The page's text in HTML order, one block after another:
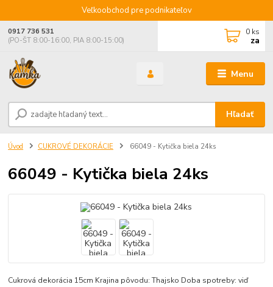
Veľkoobchod pre podnikateľov
Menu
Hľadať
0917 736 531
(PO-ŠT 8:00-16:00, PIA 8:00-15:00)
0 ks
za
Úvod CUKROVÉ DEKORÁCIE 66049 - Kytička biela 24ks
66049 - Kytička biela 24ks
Cukrová dekorácia 15cm Krajina pôvodu: Thajsko Doba spotreby: viď